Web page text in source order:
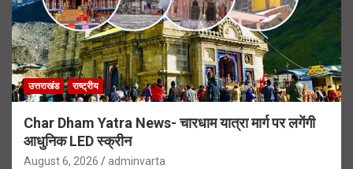
उत्तराखंड राष्ट्रीय
Char Dham Yatra News- चारधाम यात्रा मार्ग पर लगेंगी
आधुनिक LED स्क्रीन
August 6, 2026 adminvarta